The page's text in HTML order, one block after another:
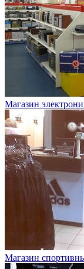
Магазин
Магазин